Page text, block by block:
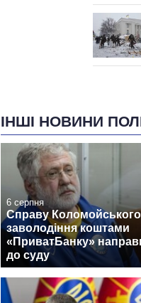
ІНШІ НОВИНИ
6 серпня
Справу
заволодіння коштами
«ПриватБанку»
до суду